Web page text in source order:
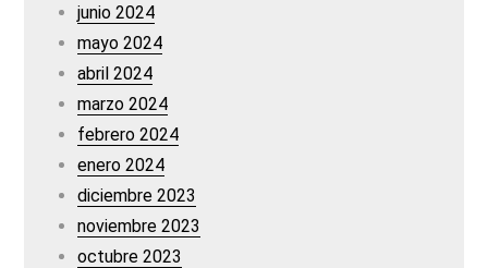
junio 2024
mayo 2024
abril 2024
marzo 2024
febrero 2024
enero 2024
diciembre 2023
noviembre 2023
octubre 2023